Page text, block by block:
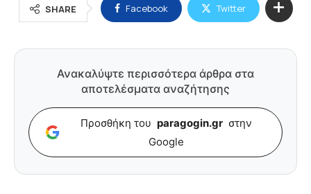
SHARE Facebook Twitter
Ανακαλύψτε περισσότερα άρθρα στα
αποτελέσματα αναζήτησης
Προσθήκη του paragogin.gr στην
Google